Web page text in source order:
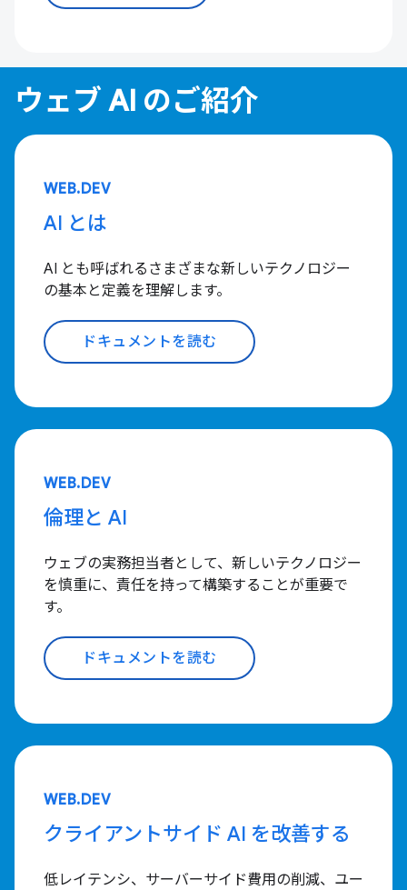
ウェブ AI のご紹介
WEB.DEV
AI とは
AI とも呼ばれるさまざまな新しいテクノロジー
の基本と定義を理解します。
ドキュメントを読む
WEB.DEV
倫理と AI
ウェブの実務担当者として、新しいテクノロジー
を慎重に、責任を持って構築することが重要で
す。
ドキュメントを読む
WEB.DEV
クライアントサイド AI を改善する
低レイテンシ、サーバーサイド費用の削減、ユー